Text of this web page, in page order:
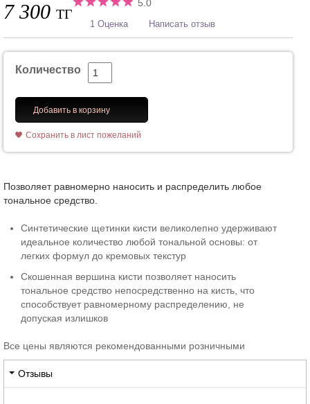
7 300 ТГ
5.0
1 Оценка Написать отзыв
Количество
Добавить в корзину
Сохранить в лист пожеланий
Позволяет равномерно наносить и распределить любое
тональное средство.
Синтетические щетинки кисти великолепно удерживают
идеальное количество любой тональной основы: от
легких формул до кремовых текстур
Скошенная вершина кисти позволяет наносить
тональное средство непосредственно на кисть, что
способствует равномерному распределению, не
допуская излишков
Все цены являются рекомендованными розничными
Отзывы